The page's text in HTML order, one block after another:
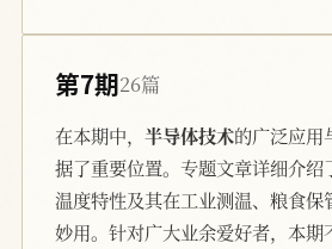
第7期26篇
在本期中， 半导体技术的广泛应用
据了重要位置。专题文章详细介绍
温度特性及其在工业测温、粮食保
妙用。针对广大业余爱好者，本期